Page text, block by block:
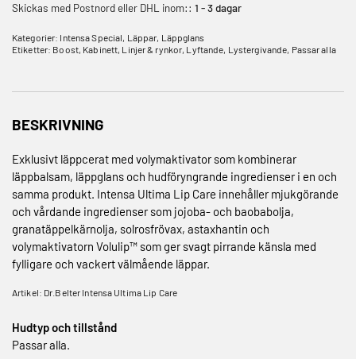
Skickas med Postnord eller DHL inom:: 1 - 3 dagar
Kategorier: Intensa Special, Läppar, Läppglans
Etiketter: Boost, Kabinett, Linjer & rynkor, Lyftande, Lystergivande, Passar alla
BESKRIVNING
Exklusivt läppcerat med volymaktivator som kombinerar
läppbalsam, läppglans och hudföryngrande ingredienser i en och
samma produkt. Intensa Ultima Lip Care innehåller mjukgörande
och vårdande ingredienser som jojoba- och baobabolja,
granatäppelkärnolja, solrosfrövax, astaxhantin och
volymaktivatorn Volulip™ som ger svagt pirrande känsla med
fylligare och vackert välmående läppar.
Artikel: Dr.Belter Intensa Ultima Lip Care
Hudtyp och tillstånd
Passar alla.